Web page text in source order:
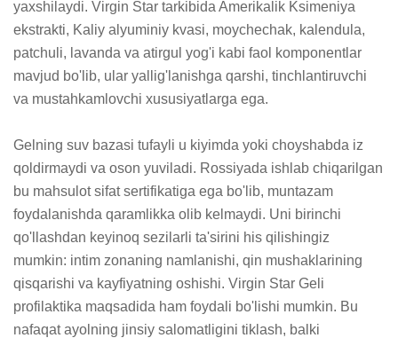
yaxshilaydi. Virgin Star tarkibida Amerikalik Ksimeniya
ekstrakti, Kaliy alyuminiy kvasi, moychechak, kalendula,
patchuli, lavanda va atirgul yog'i kabi faol komponentlar
mavjud bo'lib, ular yallig'lanishga qarshi, tinchlantiruvchi
va mustahkamlovchi xususiyatlarga ega.
Gelning suv bazasi tufayli u kiyimda yoki choyshabda iz
qoldirmaydi va oson yuviladi. Rossiyada ishlab chiqarilgan
bu mahsulot sifat sertifikatiga ega bo'lib, muntazam
foydalanishda qaramlikka olib kelmaydi. Uni birinchi
qo'llashdan keyinoq sezilarli ta'sirini his qilishingiz
mumkin: intim zonaning namlanishi, qin mushaklarining
qisqarishi va kayfiyatning oshishi. Virgin Star Geli
profilaktika maqsadida ham foydali bo'lishi mumkin. Bu
nafaqat ayolning jinsiy salomatligini tiklash, balki